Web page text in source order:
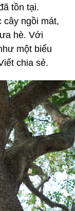
tồn tại.
ngồi mát,
hè. Với
một biểu
chia sẻ.